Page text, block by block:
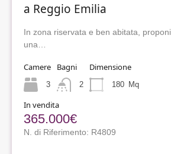
a Reggio Emilia
In zona riservata e ben abitata,
una…
Camere
3
Bagni
2
Dimensione
180 Mq
In vendita
365.000€
N. di Riferimento: R4809